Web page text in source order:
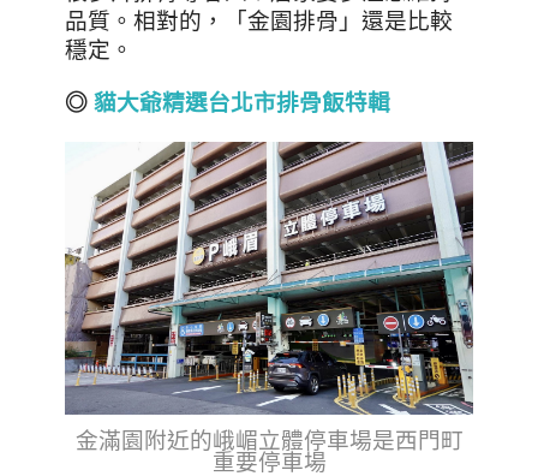
品質 。相對的，「金園排骨」還是比較
穩定。
◎ 貓大爺精選台北市排骨飯特輯
金滿園附近的峨嵋立體停車場是西門町
重要停車場